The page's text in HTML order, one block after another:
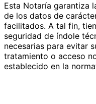
Esta Notaría garantiza
de los datos de
facilitados. A tal fin,
seguridad de índole
necesarias para evitar
tratamiento o acceso
establecido en la